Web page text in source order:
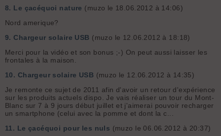
8. Le çacéquoi nature (muzo le 18.06.2012 à 14:06)
Nord amerique?
9. Chargeur solaire USB (muzo le 12.06.2012 à 18:18)
Merci pour la vidéo et son bonus ;-) On peut aussi laisser les
frontales à la maison.
10. Chargeur solaire USB (muzo le 12.06.2012 à 14:35)
Je remonte ce sujet de 2011 afin d'avoir un retour d'expérience
sur les produits actuels dispo. Je vais réaliser un tour du Mont-
Blanc sur 7 à 9 jours début juillet et j'aimerai pouvoir recharger
un smartphone (celui avec la pomme et dont la c...
11. Le çacéquoi pour les nuls (muzo le 06.06.2012 à 20:37)